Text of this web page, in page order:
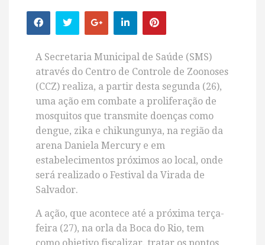
A Secretaria Municipal de Saúde (SMS)
através do Centro de Controle de Zoonoses
(CCZ) realiza, a partir desta segunda (26),
uma ação em combate a proliferação de
mosquitos que transmite doenças como
dengue, zika e chikungunya, na região da
arena Daniela Mercury e em
estabelecimentos próximos ao local, onde
será realizado o Festival da Virada de
Salvador.
A ação, que acontece até a próxima terça-
feira (27), na orla da Boca do Rio, tem